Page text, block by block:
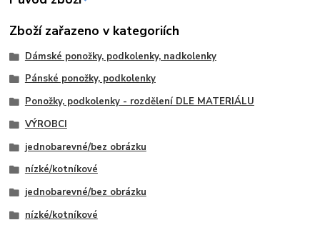
Zboží zařazeno v kategoriích
Dámské ponožky, podkolenky, nadkolenky
Pánské ponožky, podkolenky
Ponožky, podkolenky - rozdělení DLE MATERIÁLU
VÝROBCI
jednobarevné/bez obrázku
nízké/kotníkové
jednobarevné/bez obrázku
nízké/kotníkové